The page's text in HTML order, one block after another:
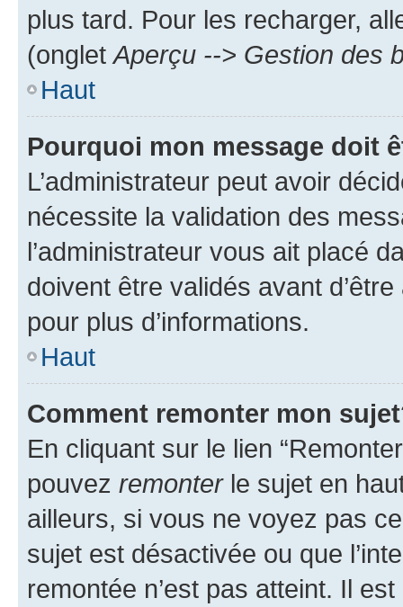
plus tard. Pour les recharger,
(ongletAperçu --> Gestion des
Haut
Pourquoi mon message doit
L’administrateur peut avoir
nécessite la validation des
l’administrateur vous ait placé
doivent être validés avant
pour plus d’informations.
Haut
Comment remonter mon
En cliquant sur le lien
pouvez remonterle sujet en
ailleurs, si vous ne voyez pas
sujet est désactivée ou que
remontée n’est pas atteint. Il